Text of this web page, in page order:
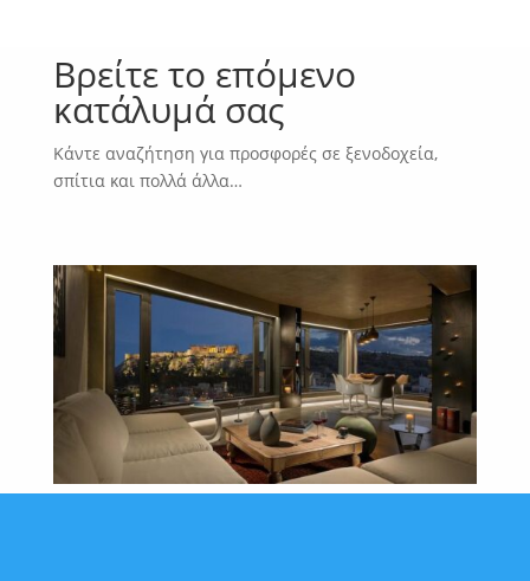
Βρείτε το επόμενο
κατάλυμά σας
Κάντε αναζήτηση για προσφορές σε ξενοδοχεία,
σπίτια και πολλά άλλα…